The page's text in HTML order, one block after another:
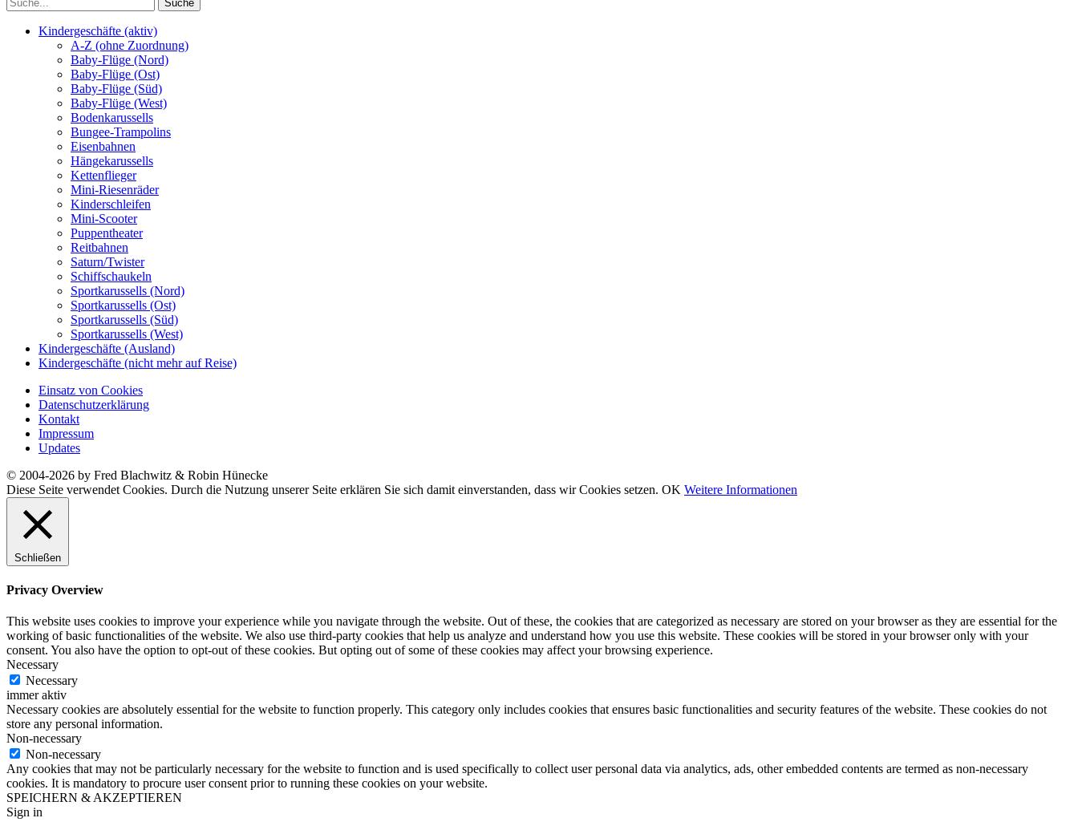
Kindergeschäfte (aktiv)
A-Z (ohne Zuordnung)
Baby-Flüge (Nord)
Baby-Flüge (Ost)
Baby-Flüge (Süd)
Baby-Flüge (West)
Bodenkarussells
Bungee-Trampolins
Eisenbahnen
Hängekarussells
Kettenflieger
Mini-Riesenräder
Kinderschleifen
Mini-Scooter
Puppentheater
Reitbahnen
Saturn/Twister
Schiffschaukeln
Sportkarussells (Nord)
Sportkarussells (Ost)
Sportkarussells (Süd)
Sportkarussells (West)
Kindergeschäfte (Ausland)
Kindergeschäfte (nicht mehr auf Reise)
Einsatz von Cookies
Datenschutzerklärung
Kontakt
Impressum
Updates
© 2004-2026 by Fred Blachwitz & Robin Hünecke
Diese Seite verwendet Cookies. Durch die Nutzung unserer Seite erklären Sie sich damit einverstanden, dass wir Cookies setzen. OK Weitere Informationen
Schließen
Privacy Overview
This website uses cookies to improve your experience while you navigate through the website. Out of these, the cookies that are categorized as necessary are stored on your browser as they are essential for the
working of basic functionalities of the website. We also use third-party cookies that help us analyze and understand how you use this website. These cookies will be stored in your browser only with your
consent. You also have the option to opt-out of these cookies. But opting out of some of these cookies may affect your browsing experience.
Necessary
Necessary
immer aktiv
Necessary cookies are absolutely essential for the website to function properly. This category only includes cookies that ensures basic functionalities and security features of the website. These cookies do not
store any personal information.
Non-necessary
Non-necessary
Any cookies that may not be particularly necessary for the website to function and is used specifically to collect user personal data via analytics, ads, other embedded contents are termed as non-necessary
cookies. It is mandatory to procure user consent prior to running these cookies on your website.
SPEICHERN & AKZEPTIEREN
Sign in